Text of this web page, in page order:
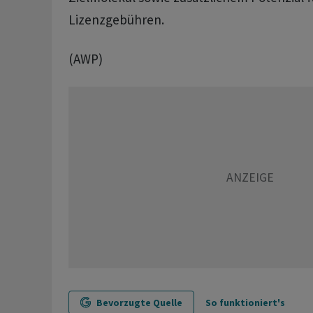
Lizenzgebühren.
(AWP)
Bevorzugte Quelle So funktioniert's